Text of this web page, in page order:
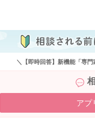
＼【即時回答】新機能「専
アプ